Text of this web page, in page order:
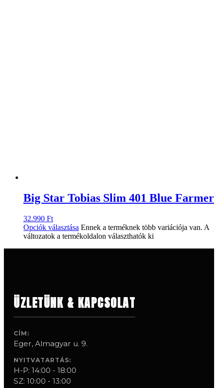
Big Star Tobias Slim 401 Blue Farmer
32.990 Ft
Opciók választása Ennek a terméknek több variációja van. A
változatok a termékoldalon választhatók ki
ÜZLETÜNK & KAPCSOLAT
CÍM:
Eger, Almagyar u. 9.
NYITVATARTÁS:
H-P: 14:00 - 18:00
SZ: 10:00 - 13:00